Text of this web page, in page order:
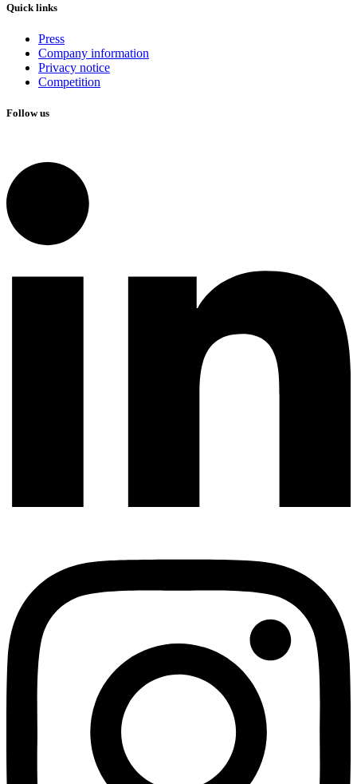
Quick links
Press
Company information
Privacy notice
Competition
Follow us